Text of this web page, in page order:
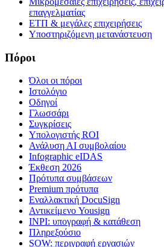
επαγγελματίας
ΕΤΠ & μεγάλες επιχειρήσεις
Υποστηριζόμενη μετανάστευση
Πόροι
Όλοι οι πόροι
Ιστολόγιο
Οδηγοί
Γλωσσάρι
Συγκρίσεις
Υπολογιστής ROI
Ανάλυση ΑΙ συμβολαίου
Infographic eIDAS
Έκθεση 2026
Πρότυπα συμβάσεων
Premium πρότυπα
Εναλλακτική DocuSign
Αντικείμενο Yousign
INPI: υπογραφή & κατάθεση
Πληρεξούσιο
SOW: περιγραφή εργασιών